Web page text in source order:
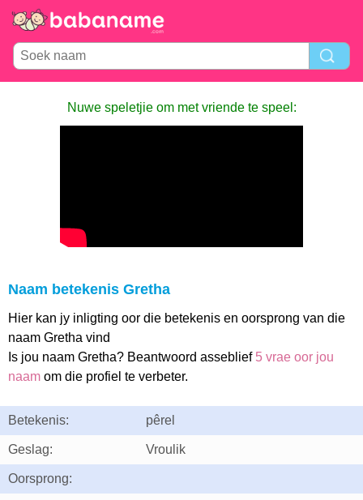
Nuwe speletjie om met vriende te speel:
Naam betekenis Gretha
Hier kan jy inligting oor die betekenis en oorsprong van die
naam Gretha vind
Is jou naam Gretha? Beantwoord asseblief 5 vrae oor jou
naam om die profiel te verbeter.
Betekenis: pêrel
Geslag: Vroulik
Oorsprong: